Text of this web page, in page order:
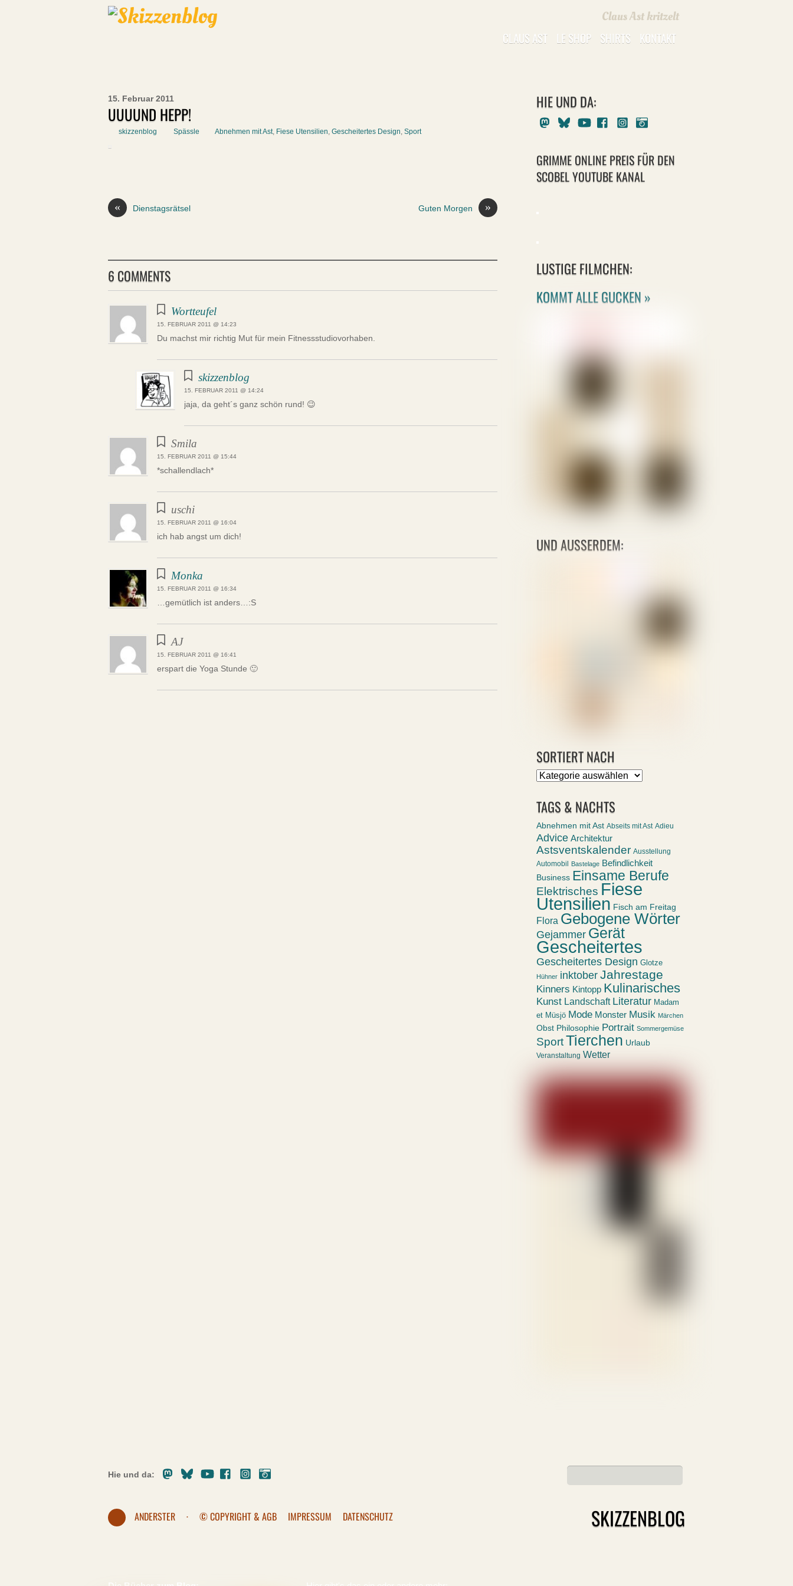
Claus Ast kritzelt
CLAUS AST LE SHOP SHIRTS KONTAKT
15. Februar 2011
UUUUND HEPP!
skizzenblog Spässle Abnehmen mit Ast, Fiese Utensilien, Gescheitertes Design, Sport
« Dienstagsrätsel »
Guten Morgen
6 COMMENTS
Wortteufel
15. FEBRUAR 2011 @ 14:23
Du machst mir richtig Mut für mein Fitnessstudiovorhaben.
skizzenblog
15. FEBRUAR 2011 @ 14:24
jaja, da geht´s ganz schön rund! 😉
Smila
15. FEBRUAR 2011 @ 15:44
*schallendlach*
uschi
15. FEBRUAR 2011 @ 16:04
ich hab angst um dich!
Monka
15. FEBRUAR 2011 @ 16:34
…gemütlich ist anders…:S
AJ
15. FEBRUAR 2011 @ 16:41
erspart die Yoga Stunde 🙂
HIE UND DA:
MastodonBlueskyYoutubeFacebookInstagram
GRIMME ONLINE PREIS FÜR DEN
SCOBEL YOUTUBE KANAL
LUSTIGE FILMCHEN:
KOMMT ALLE GUCKEN »
UND AUSSERDEM:
SORTIERT NACH
Sortiert
TAGS & NACHTS
Abnehmen mit Ast Abseits mit Ast Adieu
Advice Architektur
Astsventskalender Ausstellung
Automobil Bastelage Befindlichkeit
Business Einsame Berufe
Elektrisches Fiese
Utensilien Fisch am Freitag
Flora Gebogene Wörter
Gejammer Gerät
Gescheitertes
Gescheitertes Design Glotze
Hühner inktober Jahrestage
Kinners Kintopp Kulinarisches
Kunst Landschaft Literatur Madam
et Müsjö Mode Monster Musik Märchen
Obst Philosophie Portrait Sommergemüse
SportTierchen Urlaub
Veranstaltung Wetter
Hie und da:
MastodonBlueskyYoutubeFacebookInstagram
ANDERSTER · © COPYRIGHT & AGB IMPRESSUM DATENSCHUTZ SKIZZENBLOG